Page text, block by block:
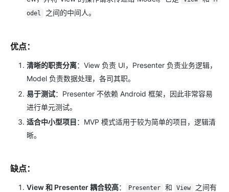
odel
之间的中间人。
优点：
清晰的职责分离：View 负责 UI，Presenter 负责业务逻辑，
Model 负责数据处理，各司其职。
易于测试：Presenter 不依赖 Android 框架，因此非常容易
进行单元测试。
适合中小型项目：MVP 模式适用于较为简单的项目，逻辑清
晰。
缺点：
View 和 Presenter 耦合较高： Presenter 和 View
之间有